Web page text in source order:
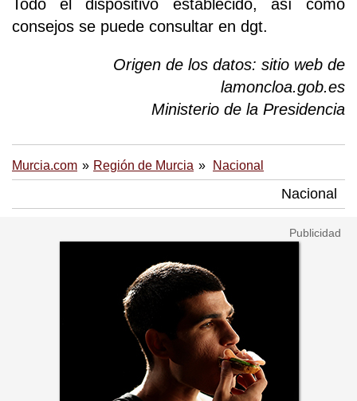
Todo el dispositivo establecido, así como
consejos se puede consultar en dgt.
Origen de los datos: sitio web de
lamoncloa.gob.es
Ministerio de la Presidencia
Murcia.com Región de Murcia Nacional
Nacional